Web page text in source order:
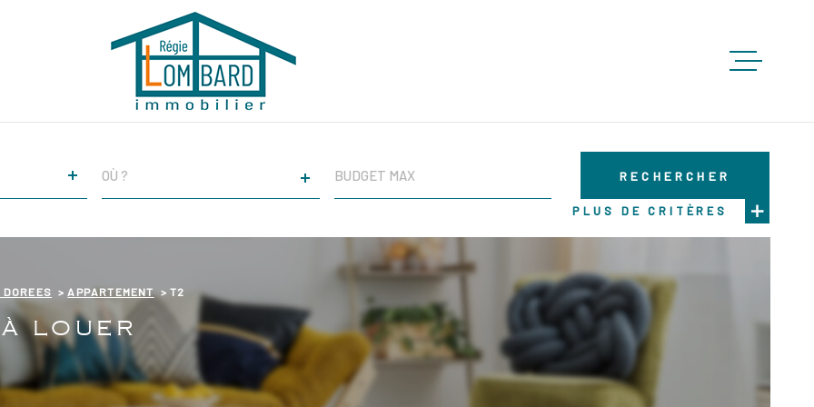
VENDRE
GESTION
TEXTE
RÉFÉRENCE
PLUS DE CRITÈRES
RECHERCHER
DOREES APPARTEMENT T2
LOUER